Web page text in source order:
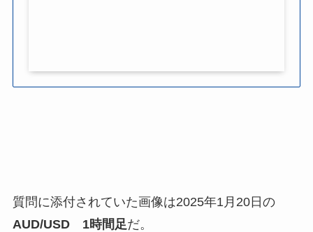
質問に添付されていた画像は2025年1月20日の
AUD/USD 1時間足だ。